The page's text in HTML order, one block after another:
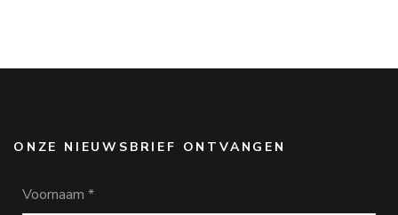
ONZE NIEUWSBRIEF ONTVANGEN
Voornaam *